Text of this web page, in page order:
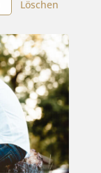
Löschen